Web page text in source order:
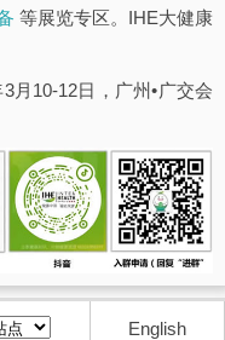
等展览专区。IHE大健康
月10-12日，广州•广交会
English